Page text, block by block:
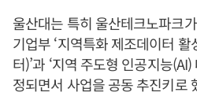
울산대는 특히 울산테크노파크
기업부 ‘지역특화 제조데이터
터)’과 ‘지역 주도형 인공지능
정되면서 사업을 공동 추진키로